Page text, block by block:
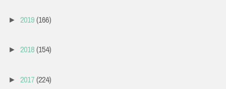
► 2019(166)
► 2018(154)
► 2017(224)